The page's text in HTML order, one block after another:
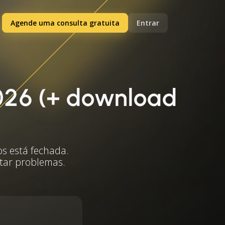
Agende uma consulta gratuita Entrar
(+ download
está fechada.
problemas.